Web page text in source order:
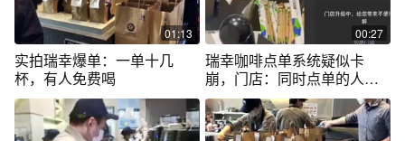
01:13
实拍瑞幸爆单：一单十几
杯，有人免费喝
00:27
瑞幸咖啡点单系统疑似卡
崩，门店：同时点单的人太
多